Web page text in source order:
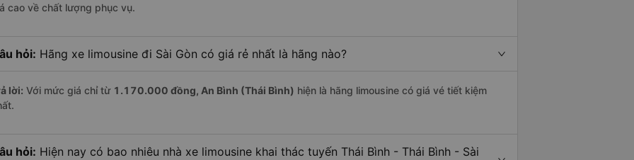
cao về chất lượng phục vụ.
hỏi: Hãng xe limousine đi Sài Gòn có giá rẻ nhất là hãng nào?
lời: Với mức giá chỉ từ 1.170.000 đồng, An Bình (Thái Bình) hiện là hãng limousine có giá vé tiết kiệm
hỏi: Hiện nay có bao nhiêu nhà xe limousine khai thác tuyến Thái Bình - Thái Bình - Sài